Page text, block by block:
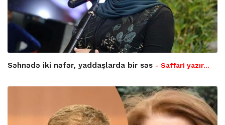
Səhnədə iki nəfər, yaddaşlarda bir səs - Saffari yazır…